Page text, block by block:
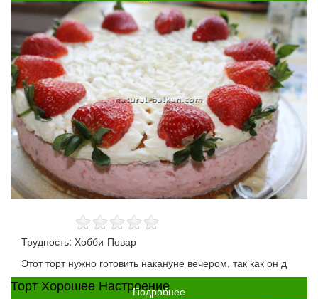
Трудность: Хобби-Повар
Этот торт нужно готовить накануне вечером, так как он д
Подробнее
Торт Хорошее Настроение